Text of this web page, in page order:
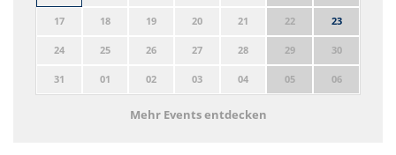
17 18 19 20 21 22 23
24 25 26 27 28 29 30
31 01 02 03 04 05 06
Mehr Events entdecken